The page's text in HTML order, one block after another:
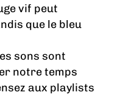
vif peut
que le bleu
sons sont
notre temps
aux playlists